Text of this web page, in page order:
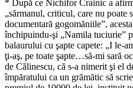
* După ce Nichifor Crainic a
„sărmanul, criticul, care nu poate
documentară gogomăniile”,
închipuindu-şi „Namila tuciurie”
balaurului cu şapte capete: „I le-
ţi-aş, pe toate şapte…să-mi sară
de Călinescu, că s-a nimerit şi el
împăratului ca un grămătic să